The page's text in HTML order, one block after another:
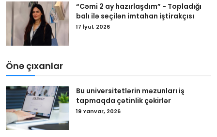
“Cəmi 2 ay hazırlaşdım” - Topladığı
balı ilə seçilən imtahan iştirakçısı
17 İyul, 2026
Önə çıxanlar
Bu universitetlərin məzunları iş
tapmaqda çətinlik çəkirlər
19 Yanvar, 2026